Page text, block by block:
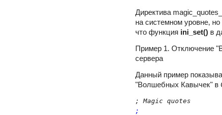
Директива
на системном уровне,
что функция ini_set() в
Пример 1. Отключение
сервера
Данный пример
"Волшебных Кавычек" в
;